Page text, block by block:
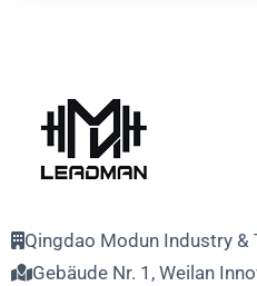
Qingdao Modun Industry &
Gebäude Nr. 1, Weilan